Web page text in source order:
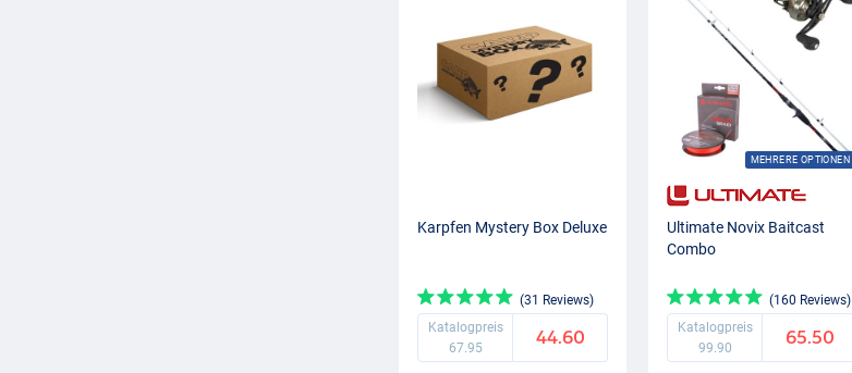
Karpfen Mystery Box Deluxe
(31 Reviews)
Katalogpreis
67.95
44.60
MEHRERE OPTIONEN
Ultimate Novix Baitcast
Combo
(160 Reviews)
Katalogpreis
99.90
65.50